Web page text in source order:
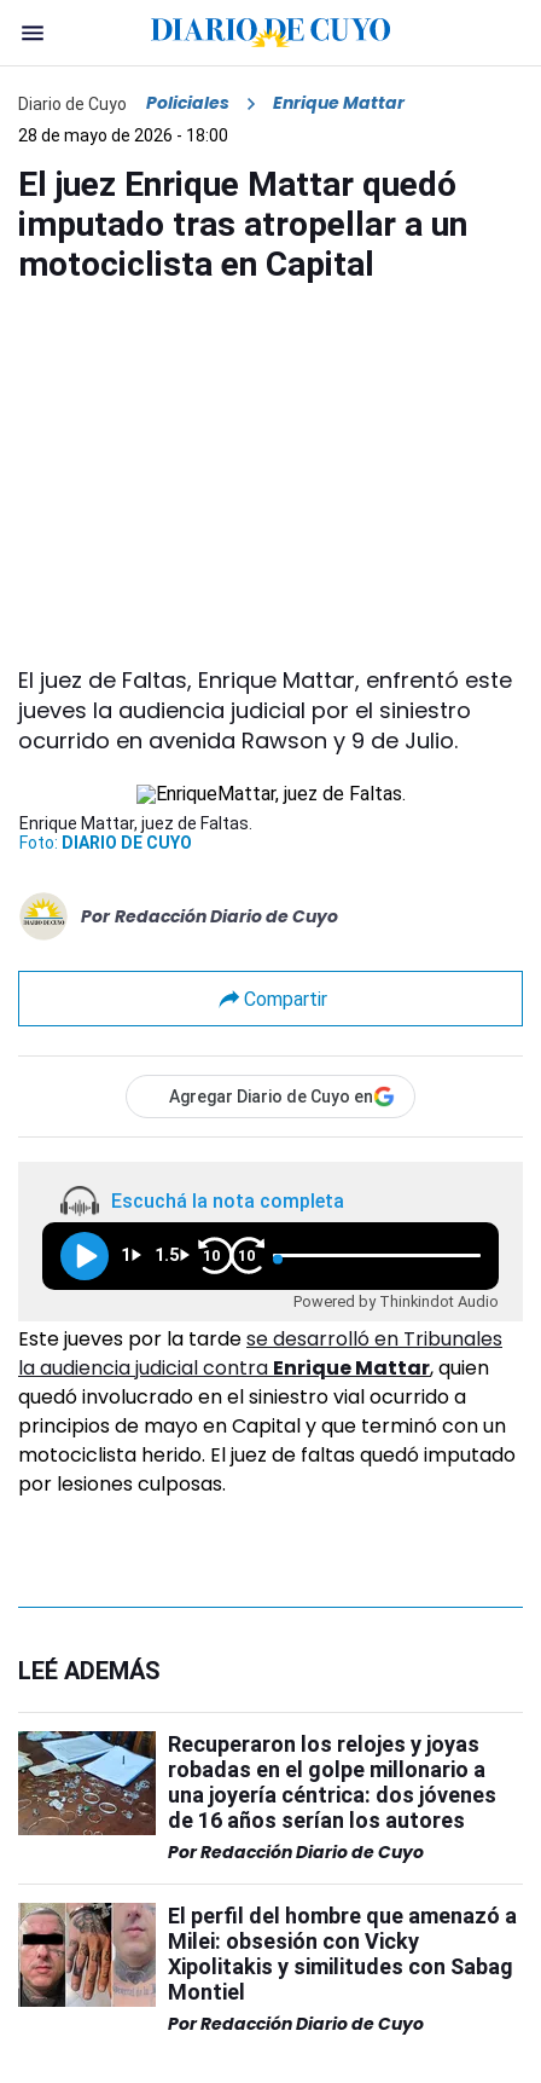
Diario de Cuyo Policiales Enrique Mattar
28 de mayo de 2026 - 18:00
El juez Enrique Mattar quedó
imputado tras atropellar a un
motociclista en Capital
El juez de Faltas, Enrique Mattar, enfrentó este
jueves la audiencia judicial por el siniestro
ocurrido en avenida Rawson y 9 de Julio.
Enrique Mattar, juez de Faltas.
Foto: DIARIO DE CUYO
Por Redacción Diario de Cuyo
Compartir
Agregar Diario de Cuyo en
Escuchá la nota completa
1 1.5 10 10
Powered by Thinkindot Audio
Este jueves por la tardese desarrolló en Tribunales
la audiencia judicial contra Enrique Mattar, quien
quedó involucrado en el siniestro vial ocurrido a
principios de mayo en Capital y que terminó con un
motociclista herido. El juez de faltas quedó imputado
por lesiones culposas.
LEÉ ADEMÁS
Recuperaron los relojes y joyas
robadas en el golpe millonario a
una joyería céntrica: dos jóvenes
de 16 años serían los autores
PorRedacción Diario de Cuyo
El perfil del hombre que amenazó a
Milei: obsesión con Vicky
Xipolitakis y similitudes con Sabag
Montiel
PorRedacción Diario de Cuyo